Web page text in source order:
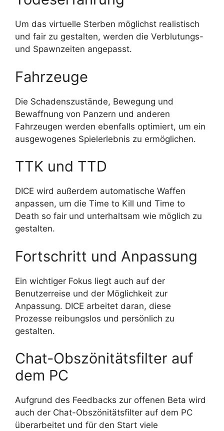
Um das virtuelle Sterben möglichst realistisch
und fair zu gestalten, werden die Verblutungs-
und Spawnzeiten angepasst.
Fahrzeuge
Die Schadenszustände, Bewegung und
Bewaffnung von Panzern und anderen
Fahrzeugen werden ebenfalls optimiert, um ein
ausgewogenes Spielerlebnis zu ermöglichen.
TTK und TTD
DICE wird außerdem automatische Waffen
anpassen, um die Time to Kill und Time to
Death so fair und unterhaltsam wie möglich zu
gestalten.
Fortschritt und Anpassung
Ein wichtiger Fokus liegt auch auf der
Benutzerreise und der Möglichkeit zur
Anpassung. DICE arbeitet daran, diese
Prozesse reibungslos und persönlich zu
gestalten.
Chat-Obszönitätsfilter auf
dem PC
Aufgrund des Feedbacks zur offenen Beta wird
auch der Chat-Obszönitätsfilter auf dem PC
überarbeitet und für den Start viele